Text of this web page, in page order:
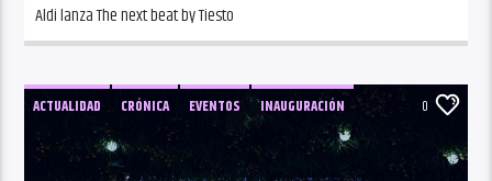
Aldi lanza The next beat by Tiesto
ACTUALIDAD CRÓNICA EVENTOS
INAUGURACIÓN
NOTICIAS
0